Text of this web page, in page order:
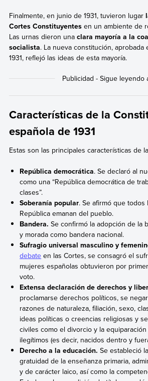
Finalmente, en junio de 1931, tuvieron lugar
Cortes Constituyentesen un ambiente de
Las urnas dieron unaclara mayoría a la
socialista. La nueva constitución,
1931, reflejó las ideas de esta mayoría.
Características de la
española de 1931
Estas son las principales características de
República democrática. Se declaró al
como una “República democrática de
clases”.
Soberanía popular. Se afirmó que
República emanan del pueblo.
Bandera. Se confirmó la adopción de la
y morada como bandera nacional.
Sufragio universal masculino y
debate en las Cortes, se consagró el
mujeres españolas obtuvieron por
voto.
Extensa declaración de derechos y
proclamarse derechos políticos, se
razones de naturaleza, filiación, sexo,
ideas políticas o creencias religiosas y
civiles como el divorcio y la
ilegítimos (es decir, nacidos dentro y
Derecho a la educación. Se estableció
gratuidad de la enseñanza primaria,
y de carácter laico, así como la